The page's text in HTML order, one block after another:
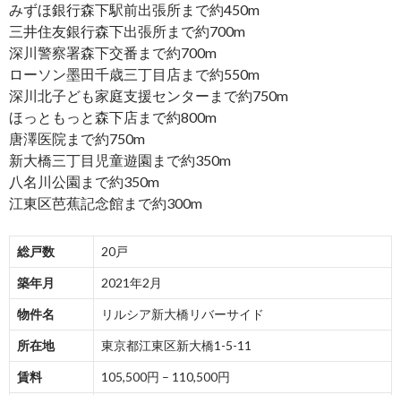
みずほ銀行森下駅前出張所まで約450m
三井住友銀行森下出張所まで約700m
深川警察署森下交番まで約700m
ローソン墨田千歳三丁目店まで約550m
深川北子ども家庭支援センターまで約750m
ほっともっと森下店まで約800m
唐澤医院まで約750m
新大橋三丁目児童遊園まで約350m
八名川公園まで約350m
江東区芭蕉記念館まで約300m
総戸数 20戸
築年月 2021年2月
物件名 リルシア新大橋リバーサイド
所在地 東京都江東区新大橋1-5-11
賃料 105,500円 – 110,500円